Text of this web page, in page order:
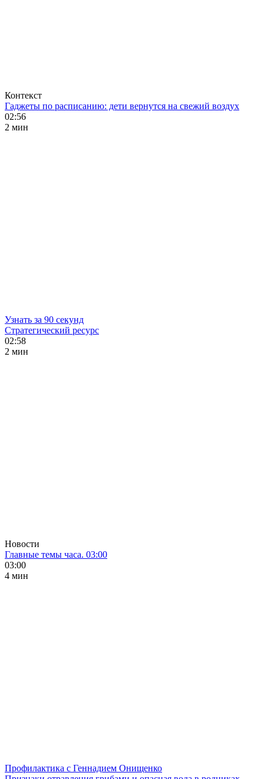
Контекст
Гаджеты по расписанию: дети вернутся на свежий воздух
02:56
2 мин
Узнать за 90 секунд
Стратегический ресурс
02:58
2 мин
Новости
Главные темы часа. 03:00
03:00
4 мин
Профилактика с Геннадием Онищенко